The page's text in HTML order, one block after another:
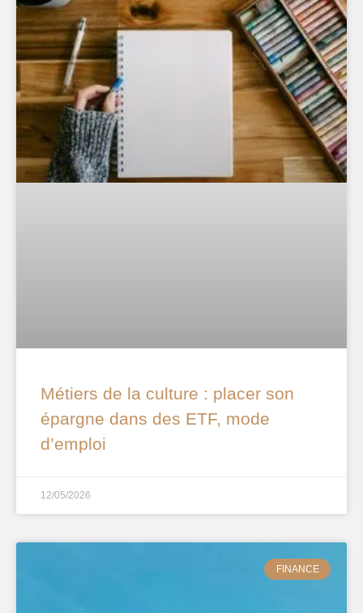
Métiers de la culture : placer son
épargne dans des ETF, mode
d’emploi
12/05/2026
FINANCE